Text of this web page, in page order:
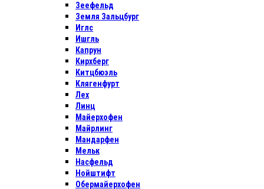
Зеефельд
Земля Зальцбург
Иглс
Ишгль
Капрун
Кирхберг
Китцбюэль
Клягенфурт
Лех
Линц
Майерхофен
Майрлинг
Мандарфен
Мельк
Насфельд
Нойштифт
Обермайерхофен